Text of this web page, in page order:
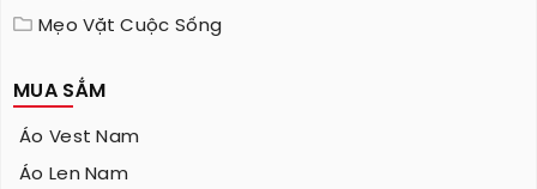
Mẹo Vặt Cuộc Sống
MUA SẮM
Áo Vest Nam
Áo Len Nam